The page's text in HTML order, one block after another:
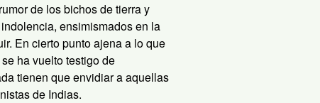
de los bichos de tierra y
ensimismados en la
En cierto punto ajena a lo que
ha vuelto testigo de
tienen que envidiar a aquellas
de Indias.